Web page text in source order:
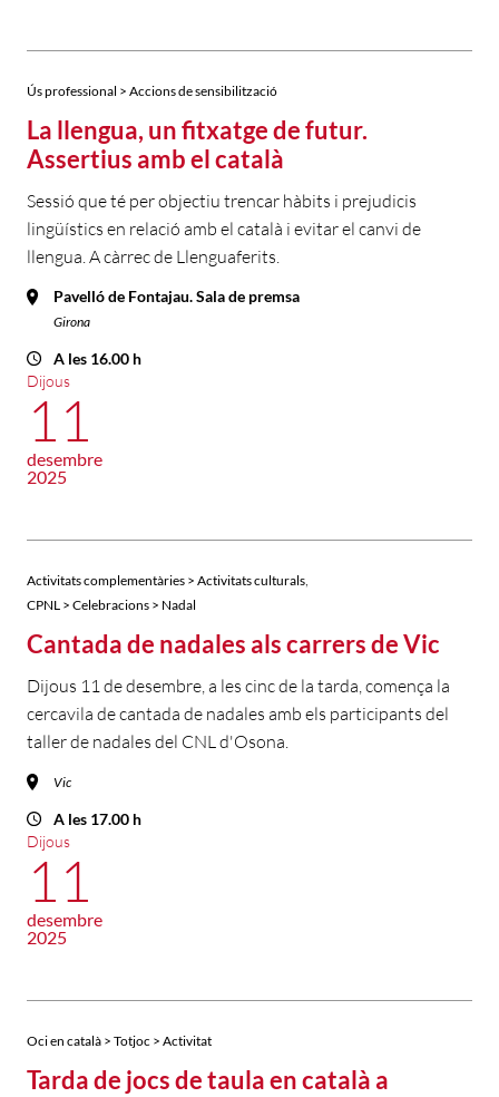
Ús professional > Accions de sensibilització
La llengua, un fitxatge de futur.
Assertius amb el català
Sessió que té per objectiu trencar hàbits i prejudicis
lingüístics en relació amb el català i evitar el canvi de
llengua. A càrrec de Llenguaferits.
Pavelló de Fontajau. Sala de premsa
Girona
A les 16.00 h
Dijous
11
desembre
2025
Activitats complementàries > Activitats culturals
CPNL > Celebracions > Nadal
Cantada de nadales als carrers de Vic
Dijous 11 de desembre, a les cinc de la tarda, comença la
cercavila de cantada de nadales amb els participants del
taller de nadales del CNL d'Osona.
Vic
A les 17.00 h
Dijous
11
desembre
2025
Oci en català > Totjoc > Activitat
Tarda de jocs de taula en català a